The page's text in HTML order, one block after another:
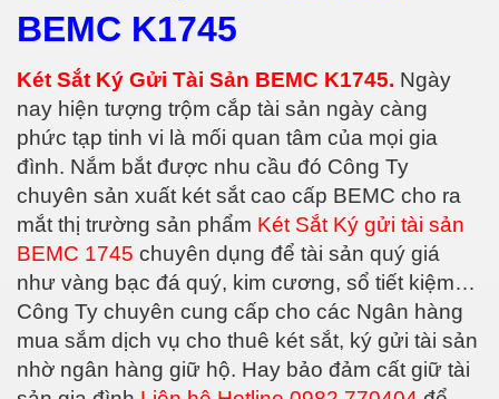
BEMC K1745
Két Sắt Ký Gửi Tài Sản BEMC K1745. Ngày
nay hiện tượng trộm cắp tài sản ngày càng
phức tạp tinh vi là mối quan tâm của mọi gia
đình. Nắm bắt được nhu cầu đó Công Ty
chuyên sản xuất két sắt cao cấp BEMC cho ra
mắt thị trường sản phẩm Két Sắt Ký gửi tài sản
BEMC 1745 chuyên dụng để tài sản quý giá
như vàng bạc đá quý, kim cương, sổ tiết kiệm…
Công Ty chuyên cung cấp cho các Ngân hàng
mua sắm dịch vụ cho thuê két sắt, ký gửi tài sản
nhờ ngân hàng giữ hộ. Hay bảo đảm cất giữ tài